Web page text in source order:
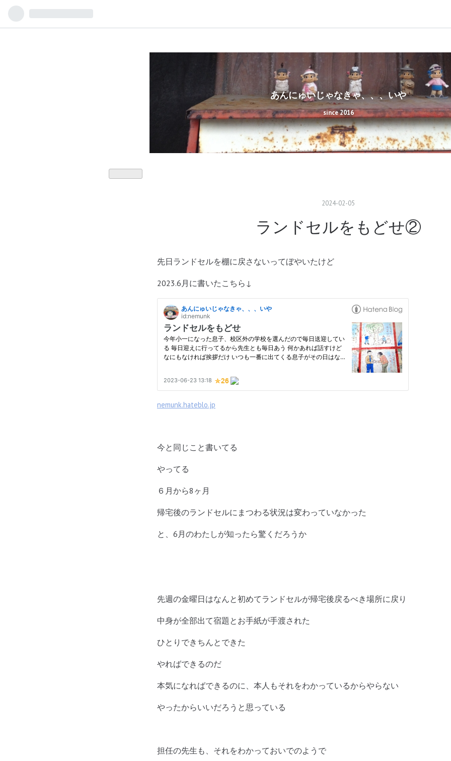
あんにゅいじゃなきゃ、、、いや
since 2016
2024-02-05
ランドセルをもどせ②
先日ランドセルを棚に戻さないってぼやいたけど
2023.6月に書いたこちら↓
nemunk.hateblo.jp
今と同じこと書いてる
やってる
６月から8ヶ月
帰宅後のランドセルにまつわる状況は変わっていなかった
と、6月のわたしが知ったら驚くだろうか
先週の金曜日はなんと初めてランドセルが帰宅後戻るべき場所に戻り
中身が全部出て宿題とお手紙が手渡された
ひとりできちんとできた
やればできるのだ
本気になればできるのに、本人もそれをわかっているからやらない
やったからいいだろうと思っている
担任の先生も、それをわかっておいでのようで